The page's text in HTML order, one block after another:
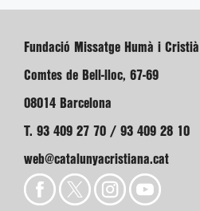
Fundació Missatge Humà i Cristià
Comtes de Bell-lloc, 67-69
08014 Barcelona
T. 93 409 27 70 / 93 409 28 10
web@catalunyacristiana.cat